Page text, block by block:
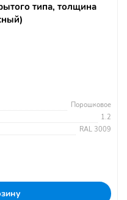
типа, толщина
Порошковое
1.2
RAL 3009